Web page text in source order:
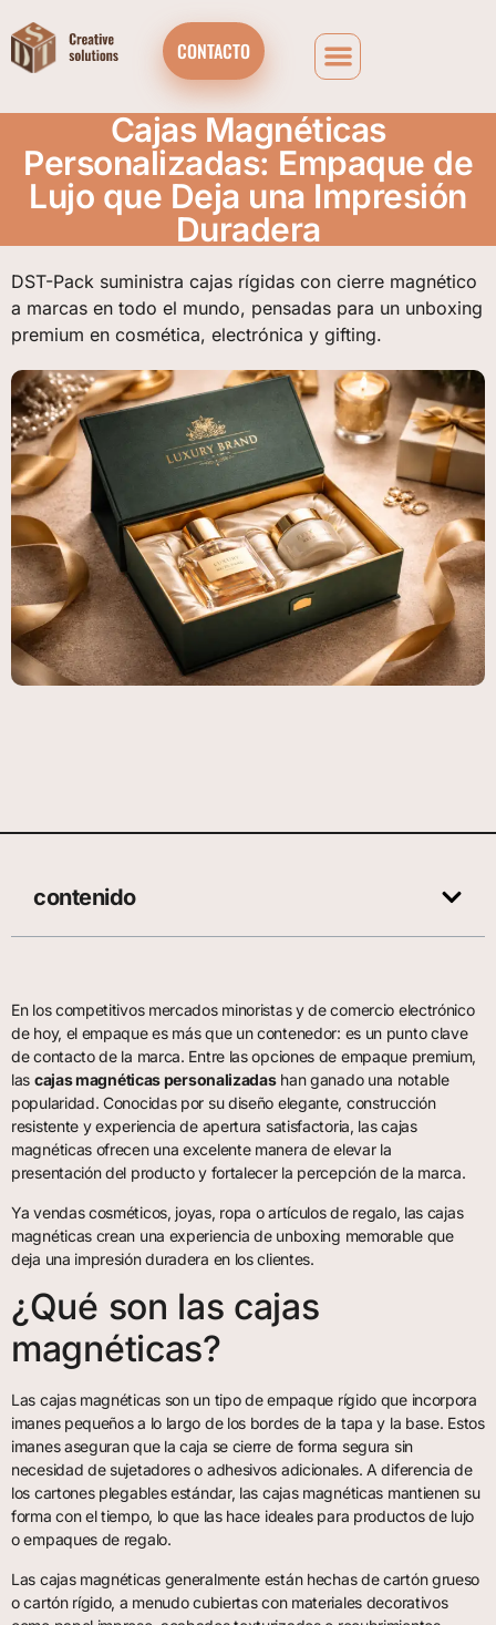
CONTACTO
Cajas Magnéticas
Personalizadas: Empaque de
Lujo que Deja una Impresión
Duradera
DST-Pack suministra cajas rígidas con cierre magnético
a marcas en todo el mundo, pensadas para un unboxing
premium en cosmética, electrónica y gifting.
contenido
En los competitivos mercados minoristas y de comercio electrónico
de hoy, el empaque es más que un contenedor: es un punto clave
de contacto de la marca. Entre las opciones de empaque premium,
las cajas magnéticas personalizadashan ganado una notable
popularidad. Conocidas por su diseño elegante, construcción
resistente y experiencia de apertura satisfactoria, las cajas
magnéticas ofrecen una excelente manera de elevar la
presentación del producto y fortalecer la percepción de la marca.
Ya vendas cosméticos, joyas, ropa o artículos de regalo, las cajas
magnéticas crean una experiencia de unboxing memorable que
deja una impresión duradera en los clientes.
¿Qué son las cajas
magnéticas?
Las cajas magnéticas son un tipo de empaque rígido que incorpora
imanes pequeños a lo largo de los bordes de la tapa y la base. Estos
imanes aseguran que la caja se cierre de forma segura sin
necesidad de sujetadores o adhesivos adicionales. A diferencia de
los cartones plegables estándar, las cajas magnéticas mantienen su
forma con el tiempo, lo que las hace ideales para productos de lujo
o empaques de regalo.
Las cajas magnéticas generalmente están hechas de cartón grueso
o cartón rígido, a menudo cubiertas con materiales decorativos